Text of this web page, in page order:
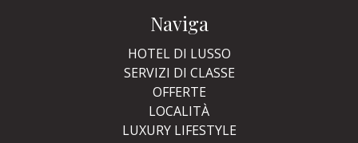
Naviga
HOTEL DI LUSSO
SERVIZI DI CLASSE
OFFERTE
LOCALITÀ
LUXURY LIFESTYLE